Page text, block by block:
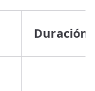
Duración